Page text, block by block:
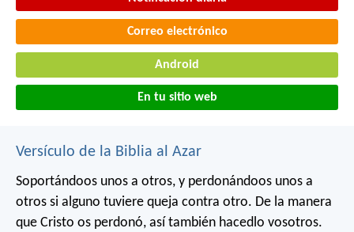
Correo electrónico
Android
En tu sitio web
Versículo de la Biblia al Azar
Soportándoos unos a otros, y perdonándoos unos a
otros si alguno tuviere queja contra otro. De la manera
que Cristo os perdonó, así también hacedlo vosotros.